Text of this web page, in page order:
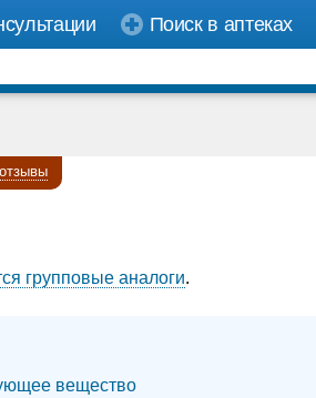
Поиск в аптеках
отзывы
групповые аналоги.
вещество